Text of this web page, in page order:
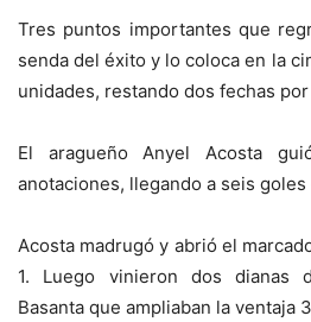
Tres puntos importantes que
senda del éxito y lo coloca en la
unidades, restando dos fechas
El aragueño Anyel Acosta
anotaciones, llegando a seis
Acosta madrugó y abrió el
1. Luego vinieron dos dianas
Basanta que ampliaban la ventaja